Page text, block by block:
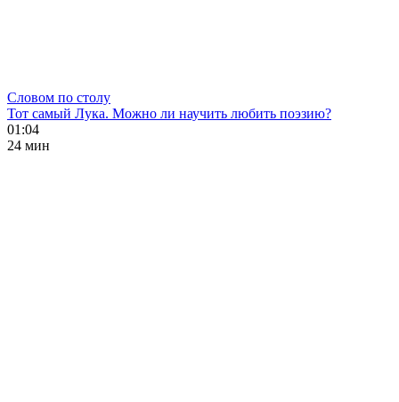
Словом по столу
Тот самый Лука. Можно ли научить любить поэзию?
01:04
24 мин